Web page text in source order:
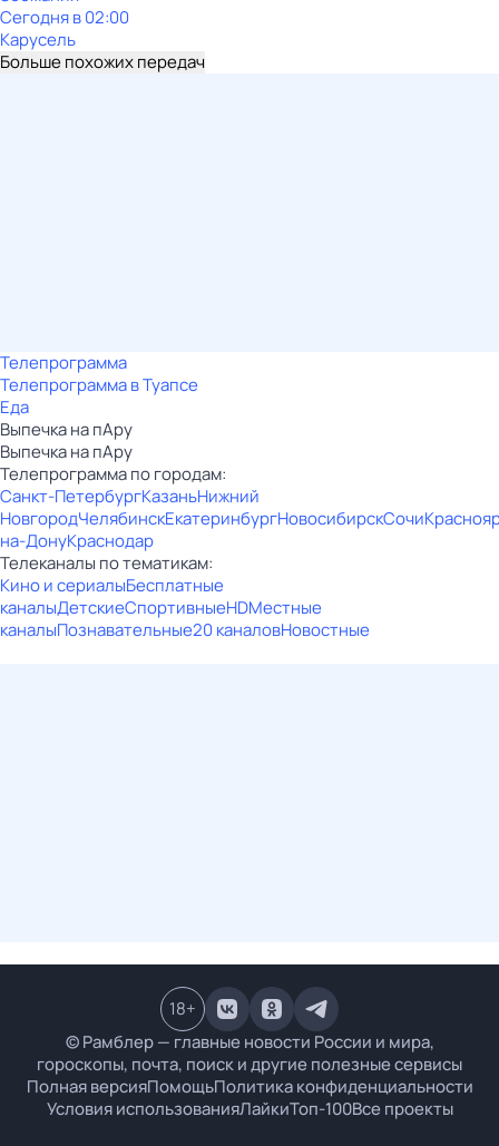
Сегодня в 02:00
Карусель
Больше похожих передач
Телепрограмма
Телепрограмма в Туапсе
Еда
Выпечка на пАру
Выпечка на пАру
Телепрограмма по городам:
Санкт-ПетербургКазаньНижний
НовгородЧелябинскЕкатеринбургНовосибирскСочи
на-ДонуКраснодар
Телеканалы по тематикам:
Кино и сериалыБесплатные
каналыДетскиеСпортивныеHDМестные
каналыПознавательные20 каналовНовостные
© Рамблер — главные новости России и мира,
гороскопы, почта, поиск и другие полезные сервисы
Полная версияПомощьПолитика конфиденциальности
Условия использованияЛайкиТоп-100Все проекты
18+